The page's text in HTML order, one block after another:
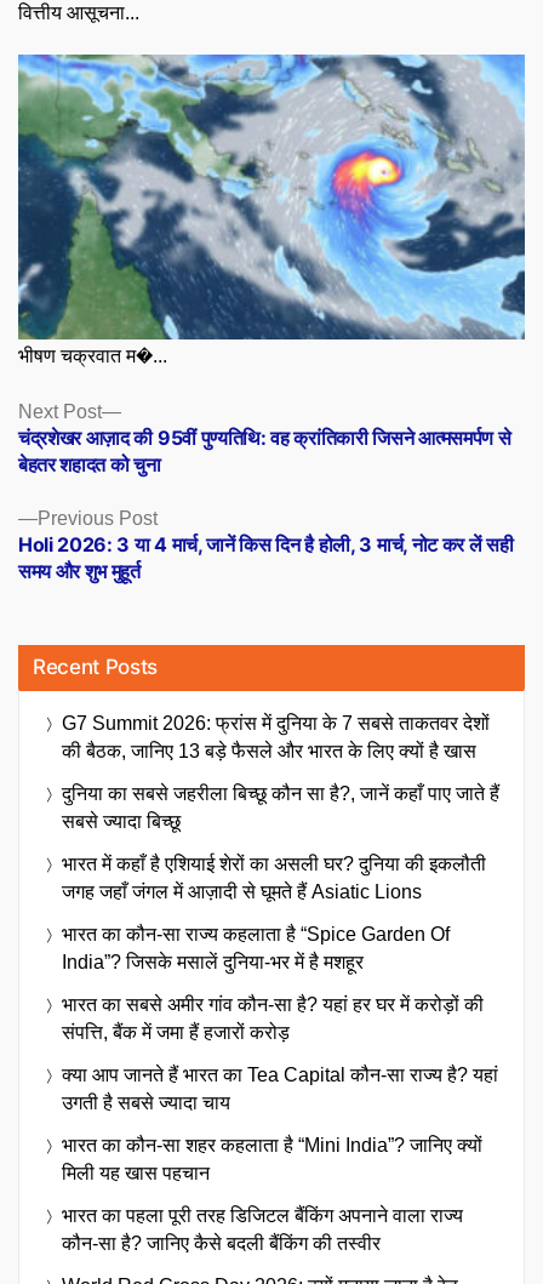
वित्तीय आसूचना...
भीषण चक्रवात म�...
Posts
navigation
Previous PostPrevious
post:
Holi 2026: 3 या 4 मार्च, जानें किस दिन है होली, 3 मार्च, नोट कर लें सही
समय और शुभ मुहूर्त
Next Post
Next
post:
चंद्रशेखर आज़ाद की 95वीं पुण्यतिथि: वह क्रांतिकारी जिसने आत्मसमर्पण से
बेहतर शहादत को चुना
Recent Posts
G7 Summit 2026: फ्रांस में दुनिया के 7 सबसे ताकतवर देशों
की बैठक, जानिए 13 बड़े फैसले और भारत के लिए क्यों है खास
दुनिया का सबसे जहरीला बिच्छू कौन सा है?, जानें कहाँ पाए जाते हैं
सबसे ज्यादा बिच्छू
भारत में कहाँ है एशियाई शेरों का असली घर? दुनिया की इकलौती
जगह जहाँ जंगल में आज़ादी से घूमते हैं Asiatic Lions
भारत का कौन-सा राज्य कहलाता है “Spice Garden Of
India”? जिसके मसालें दुनिया-भर में है मशहूर
भारत का सबसे अमीर गांव कौन-सा है? यहां हर घर में करोड़ों की
संपत्ति, बैंक में जमा हैं हजारों करोड़
क्या आप जानते हैं भारत का Tea Capital कौन-सा राज्य है? यहां
उगती है सबसे ज्यादा चाय
भारत का कौन-सा शहर कहलाता है “Mini India”? जानिए क्यों
मिली यह खास पहचान
भारत का पहला पूरी तरह डिजिटल बैंकिंग अपनाने वाला राज्य
कौन-सा है? जानिए कैसे बदली बैंकिंग की तस्वीर